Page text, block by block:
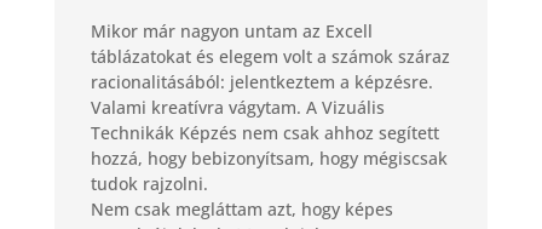
Mikor már nagyon untam az Excell
táblázatokat és elegem volt a számok száraz
racionalitásából: jelentkeztem a képzésre.
Valami kreatívra vágytam. A Vizuális
Technikák Képzés nem csak ahhoz segített
hozzá, hogy bebizonyítsam, hogy mégiscsak
tudok rajzolni.
Nem csak megláttam azt, hogy képes